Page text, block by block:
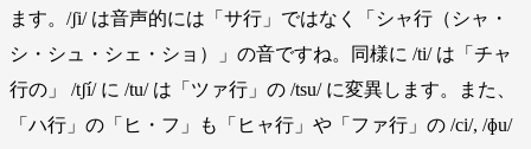
ます。/ʃi/ は音声的には「サ行」ではなく「シャ行（シャ・
シ・シュ・シェ・ショ）」の音ですね。同様に /ti/ は「チャ
行の」 /tʃí/ に /tu/ は「ツァ行」の /tsu/ に変異します。また、
「ハ行」の「ヒ・フ」も「ヒャ行」や「ファ行」の /ci/, /ɸu/